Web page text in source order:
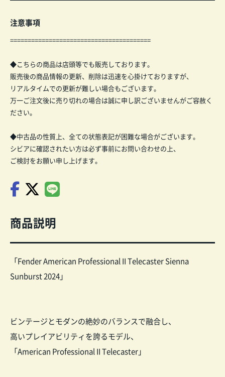
注意事項
========================================
◆こちらの商品は店頭等でも販売しております。
販売後の商品情報の更新、削除は迅速を心掛けておりますが、
リアルタイムでの更新が難しい場合もございます。
万一ご注文後に売り切れの場合は誠に申し訳ございませんがご容赦く
ださい。
◆中古品の性質上、全ての状態表記が困難な場合がございます。
シビアに確認されたい方は必ず事前にお問い合わせの上、
ご検討をお願い申し上げます。
商品説明
「Fender American Professional II Telecaster Sienna
Sunburst 2024」
ビンテージとモダンの絶妙のバランスで融合し、
高いプレイアビリティを誇るモデル、
「American Professional II Telecaster」